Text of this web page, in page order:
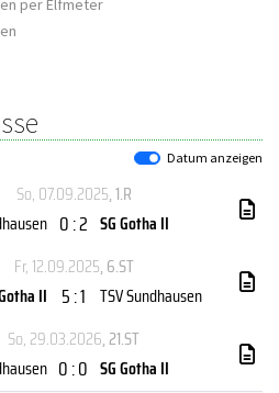
per Elfmeter
Datum anzeigen
So, 07.09.2025, 1.R
0 : 2 SG Gotha II
Fr, 12.09.2025, 6.ST
II
5 : 1 TSV Sundhausen
So, 29.03.2026, 21.ST
0 : 0 SG Gotha II